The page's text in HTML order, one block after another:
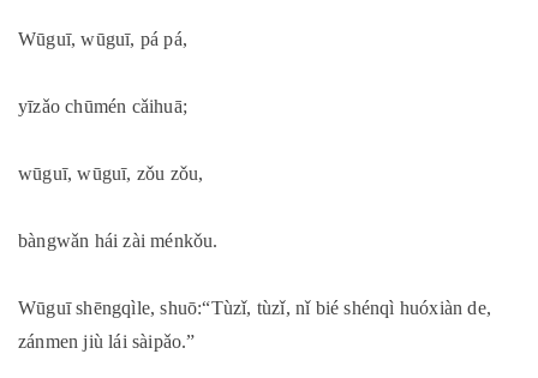
Wūguī, wūguī, pá pá,
yīzǎo chūmén cǎihuā;
wūguī, wūguī, zǒu zǒu,
bàngwǎn hái zài ménkǒu.
Wūguī shēngqìle, shuō:“Tùzǐ, tùzǐ, nǐ bié shénqì huóxiàn de,
zánmen jiù lái sàipǎo.”